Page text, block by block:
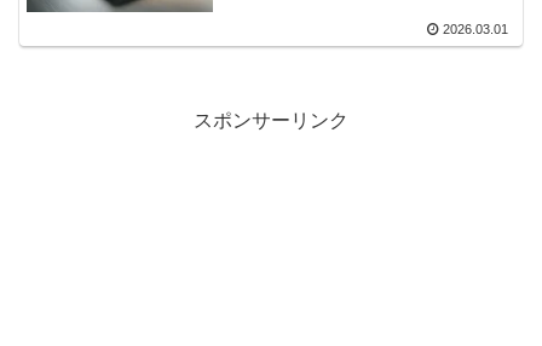
2026.03.01
スポンサーリンク